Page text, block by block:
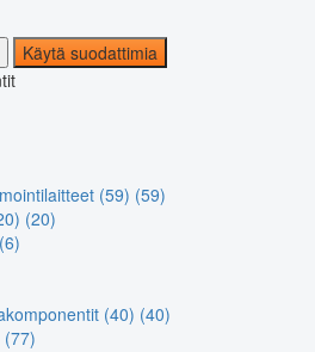
Käytä suodattimia
(59) (59)
(20)
(6)
(40) (40)
(77)